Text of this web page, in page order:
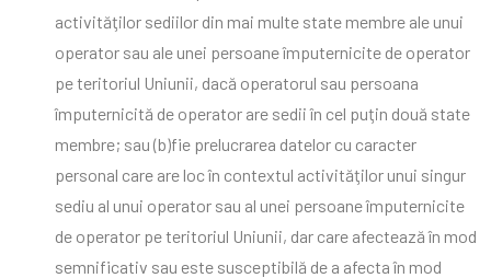
activităţilor sediilor din mai multe state membre ale unui
operator sau ale unei persoane împuternicite de operator
pe teritoriul Uniunii, dacă operatorul sau persoana
împuternicită de operator are sedii în cel puţin două state
membre; sau (b)fie prelucrarea datelor cu caracter
personal care are loc în contextul activităţilor unui singur
sediu al unui operator sau al unei persoane împuternicite
de operator pe teritoriul Uniunii, dar care afectează în mod
semnificativ sau este susceptibilă de a afecta în mod